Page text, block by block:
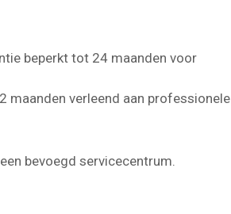
beperkt tot 24 maanden voor
maanden verleend aan professionele
bevoegd servicecentrum.